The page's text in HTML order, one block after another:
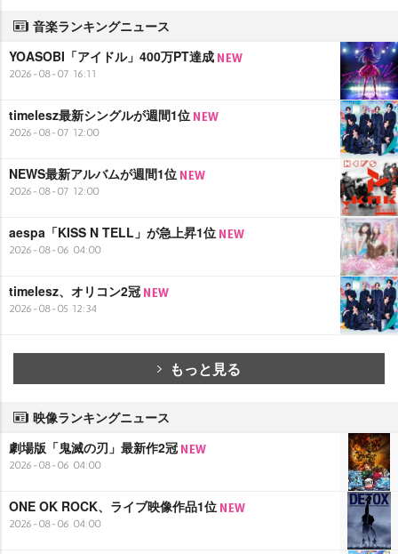
音楽ランキングニュース
YOASOBI「アイドル」400万PT達成
2026-08-07 16:11
timelesz最新シングルが週間1位
2026-08-07 12:00
NEWS最新アルバムが週間1位
2026-08-07 12:00
aespa「KISS N TELL」が急上昇1位
2026-08-06 04:00
timelesz、オリコン2冠
2026-08-05 12:34
もっと見る
映像ランキングニュース
劇場版「鬼滅の刃」最新作2冠
2026-08-06 04:00
ONE OK ROCK、ライブ映像作品1位
2026-08-06 04:00